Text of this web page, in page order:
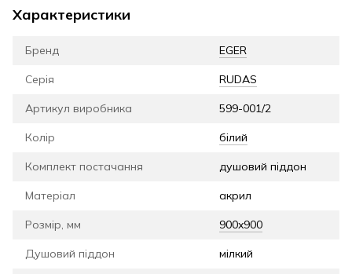
Характеристики
Бренд EGER
Серія RUDAS
Артикул виробника 599-001/2
Колір білий
Комплект постачання душовий піддон
Матеріал акрил
Розмір, мм 900x900
Душовий піддон мілкий